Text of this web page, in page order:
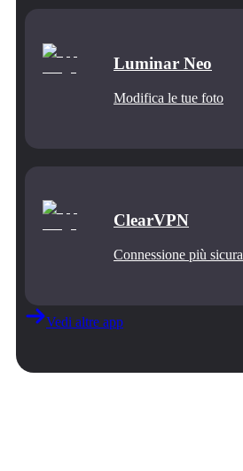
Luminar Neo
Modifica le tue foto
ClearVPN
Connessione più sicura
Vedi altre app